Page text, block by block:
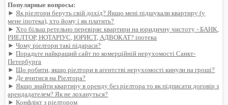
Популярные вопросы:
► Як ріелтори беруть свій дохід? Якщо мені підшукали квартиру (у
мене іпотека), хто йому і як платить?
► Хто більш ретельно перевіряє квартири на юридичну чистоту - БАНК,
РИЕЛТОР, НОТАРІУС, ЮРИСТ, АДВОКАТ? іпотека
►Чому ріелтори такі підараси?
►Порадьте найкращий сайт по комерційній нерухомості Санкт-
Петербурга
►Що робити, якщо ріелтори в агентстві нерухомості кинули на гроші?
► Де вчитися на Ріелтора?
► Якщо знайти квартиру в оренду без ріелтора то як підписати договір з
арендадателем? Як не лохануться?
►Конфлікт з ріелтором